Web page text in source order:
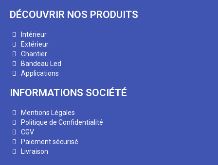
DÉCOUVRIR NOS PRODUITS
Intérieur
Extérieur
Chantier
Bandeau Led
Applications
INFORMATIONS SOCIÉTÉ
Mentions Légales
Politique de Confidentialité
CGV
Paiement sécurisé
Livraison